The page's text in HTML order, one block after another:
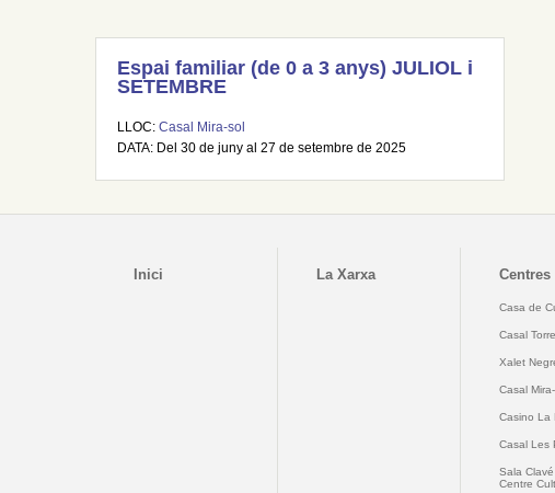
Espai familiar (de 0 a 3 anys) JULIOL i
SETEMBRE
LLOC: Casal Mira-sol
DATA: Del 30 de juny al 27 de setembre de 2025
Inici La Xarxa Centres
Casa de
Casal
Xalet
Casal
Casino La
Casal Les
Sala
Centre